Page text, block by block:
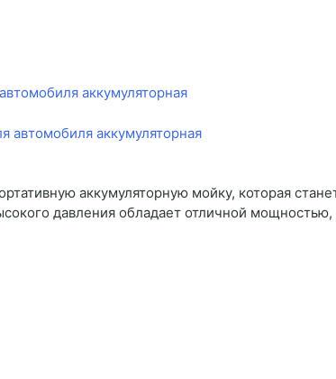
аккумуляторная
аккумуляторную мойку, которая
давления обладает отличной